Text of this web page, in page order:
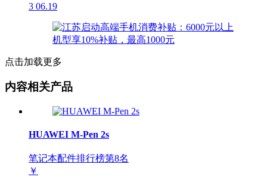
3 06.19
点击加载更多
内容相关产品
HUAWEI M-Pen 2s
笔记本配件排行榜第8名
￥